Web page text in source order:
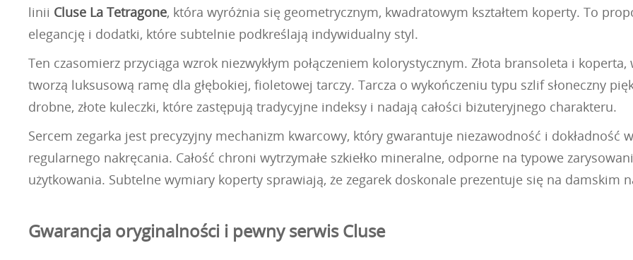
linii Cluse La Tetragone, która wyróżnia się geometrycznym, kwadratowym kształtem koperty. To
elegancję i dodatki, które subtelnie podkreślają indywidualny styl.
Ten czasomierz przyciąga wzrok niezwykłym połączeniem kolorystycznym. Złota bransoleta i
tworzą luksusową ramę dla głębokiej, fioletowej tarczy. Tarcza o wykończeniu typu szlif słoneczny
drobne, złote kuleczki, które zastępują tradycyjne indeksy i nadają całości biżuteryjnego charakteru.
Sercem zegarka jest precyzyjny mechanizm kwarcowy, który gwarantuje niezawodność i dokładność
regularnego nakręcania. Całość chroni wytrzymałe szkiełko mineralne, odporne na typowe
użytkowania. Subtelne wymiary koperty sprawiają, że zegarek doskonale prezentuje się na damskim
Gwarancja oryginalności i pewny serwis Cluse